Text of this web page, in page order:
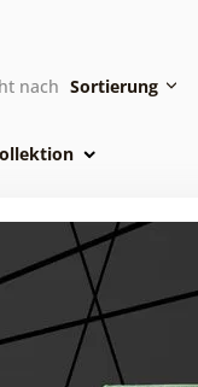
nach Sortierung